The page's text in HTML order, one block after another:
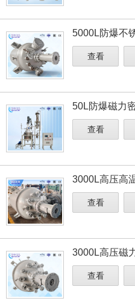
5000L防爆不
查看
50L防爆磁力
查看
3000L高压高
查看
3000L高压磁
查看